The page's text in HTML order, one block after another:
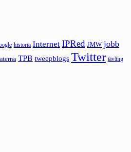
historia Internet IPRed JMW jobb
TPB tweepblogs Twitter tävling